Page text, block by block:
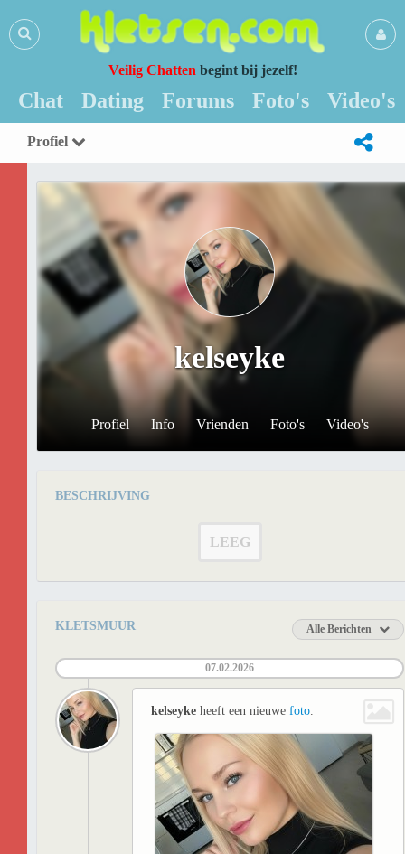
Veilig Chatten begint bij jezelf!
Chat Dating Forums Foto's Video's
Profiel
kelseyke
Profiel Info Vrienden Foto's Video's
BESCHRIJVING
LEEG
KLETSMUUR Alle Berichten
07.02.2026
kelseyke heeft een nieuwe foto.